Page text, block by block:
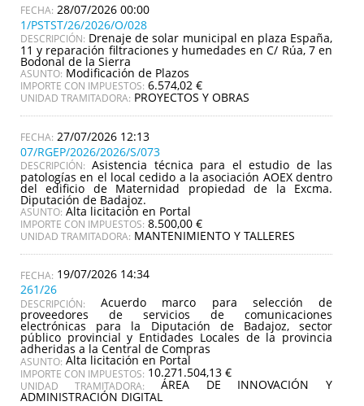
28/07/2026 00:00
1/PSTST/26/2026/O/028
DESCRIPCIÓN: Drenaje de solar municipal en plaza España,
11 y reparación filtraciones y humedades en C/ Rúa, 7 en
Bodonal de la Sierra
ASUNTO: Modificación de Plazos
IMPORTE CON IMPUESTOS: 6.574,02 €
UNIDAD TRAMITADORA: PROYECTOS Y OBRAS
27/07/2026 12:13
07/RGEP/2026/2026/S/073
DESCRIPCIÓN: Asistencia técnica para el estudio de las
patologías en el local cedido a la asociación AOEX dentro
del edificio de Maternidad propiedad de la Excma.
Diputación de Badajoz.
ASUNTO: Alta licitación en Portal
IMPORTE CON IMPUESTOS: 8.500,00 €
UNIDAD TRAMITADORA: MANTENIMIENTO Y TALLERES
19/07/2026 14:34
261/26
DESCRIPCIÓN: Acuerdo marco para selección de
proveedores de servicios de comunicaciones
electrónicas para la Diputación de Badajoz, sector
público provincial y Entidades Locales de la provincia
adheridas a la Central de Compras
ASUNTO: Alta licitación en Portal
IMPORTE CON IMPUESTOS: 10.271.504,13 €
UNIDAD TRAMITADORA: ÁREA DE INNOVACIÓN Y
ADMINISTRACIÓN DIGITAL